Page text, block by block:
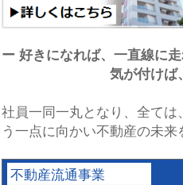
ー 好きになれば、一直線に走
気が付けば、成長
社員一同一丸となり、全て
う一点に向かい不動産の未来
不動産流通事業